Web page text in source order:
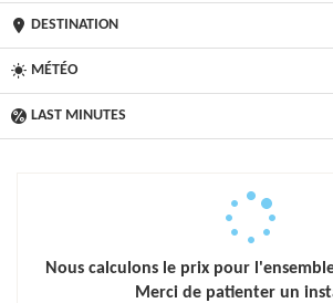
DESTINATION
MÉTÉO
LAST MINUTES
Nous calculons le prix pour
Merci de patienter un